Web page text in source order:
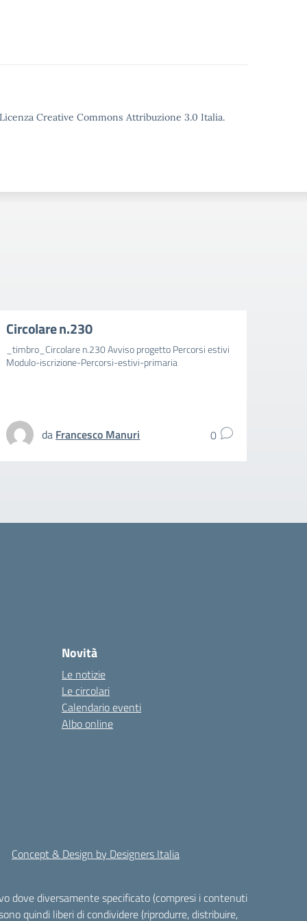
Creative Commons Attribuzione 3.0 Italia.
Circolare n.230
_timbro_Circolare n.230 Avviso progetto Percorsi estivi
Modulo-iscrizione-Percorsi-estivi-primaria
da Francesco Manuri 0
Novità
Le notizie
Le circolari
Calendario eventi
Albo online
Concept & Design by Designers Italia
dove diversamente specificato (compresi i contenuti
quindi liberi di condividere (riprodurre, distribuire,